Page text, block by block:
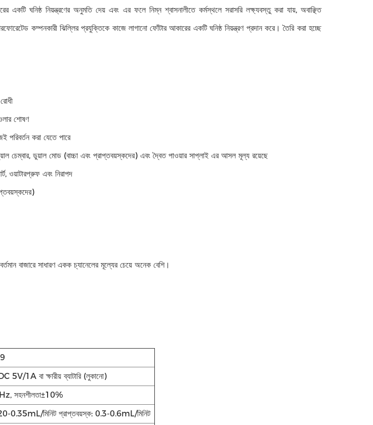
একটি ঘনিষ্ঠ নিয়ন্ত্রণের অনুমতি দেয় এবং এর ফলে নিম্ন শ্বাসনালীতে কর্মস্থলে সরাসরি লক্ষ্যবস্তু করা যায়, অবাঞ্ছিত
কম্পনকারী ঝিল্লির প্রযুক্তিকে কাজে লাগানো ফোঁটার আকারের একটি ঘনিষ্ঠ নিয়ন্ত্রণ প্রদান করে। তৈরি করা হচ্ছে
শোষণ
পরিবর্তন করা যেতে পারে
ডুয়াল মোড (বাচ্চা এবং প্রাপ্তবয়স্কদের) এবং দ্বৈত পাওয়ার সাপ্লাই এর আসল মূল্য রয়েছে
ওয়াটারপ্রুফ এবং নিরাপদ
বাজারে সাধারণ একক চ্যানেলের মূল্যের চেয়ে অনেক বেশি।
5V/1A বা ক্ষারীয় ব্যাটারি (লুকানো)
সহনশীলতা±10%
0.35mL/মিনিট প্রাপ্তবয়স্ক: 0.3-0.6mL/মিনিট